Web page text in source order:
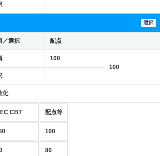
選択
／選択 配点
100
100
化
CBT 配点等
100
80